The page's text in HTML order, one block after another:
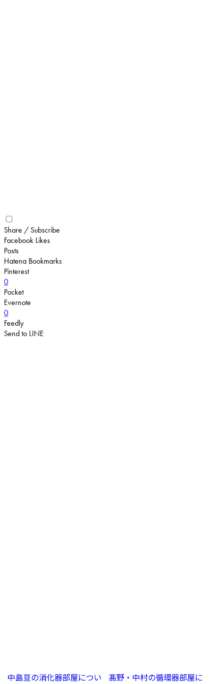
Share / Subscribe
Facebook Likes
Posts
Hatena Bookmarks
Pinterest
0
Pocket
Evernote
0
Feedly
Send to LINE
中島亘の消化器部屋につい
髙野・中村の循環器部屋に